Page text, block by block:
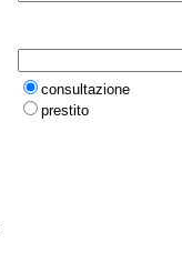
consultazione
prestito